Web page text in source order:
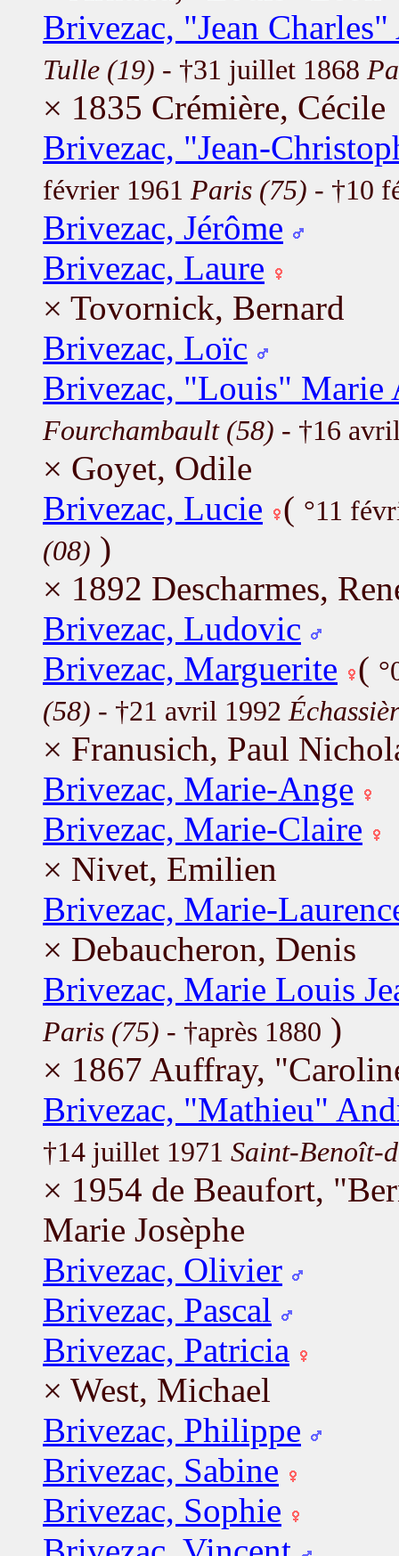
Brivezac, "Jean
Tulle (19) - †31 juillet 1868
× 1835 Crémière, Cécile
Brivezac, "Jean-
février 1961 Paris (75) - †10
Brivezac, Jérôme
Brivezac, Laure
× Tovornick, Bernard
Brivezac, Loïc
Brivezac, "Louis" Marie
Fourchambault (58) - †16
× Goyet, Odile
Brivezac, Lucie ( °11
(08) )
× 1892 Descharmes,
Brivezac, Ludovic
Brivezac, Marguerite (
(58) - †21 avril 1992
× Franusich, Paul
Brivezac, Marie-Ange
Brivezac, Marie-Claire
× Nivet, Emilien
Brivezac, Marie-
× Debaucheron, Denis
Brivezac, Marie Louis
Paris (75) - †après 1880 )
× 1867 Auffray,
Brivezac, "Mathieu"
†14 juillet 1971 Saint-Benoît-
× 1954 de Beaufort,
Marie Josèphe
Brivezac, Olivier
Brivezac, Pascal
Brivezac, Patricia
× West, Michael
Brivezac, Philippe
Brivezac, Sabine
Brivezac, Sophie